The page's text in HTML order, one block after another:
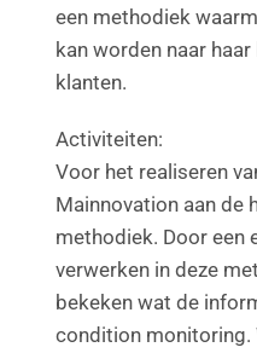
een methodiek
kan worden naar
klanten.
Activiteiten:
Voor het realiseren
Mainnovation aan de
methodiek. Door een
verwerken in deze
bekeken wat de
condition monitoring.